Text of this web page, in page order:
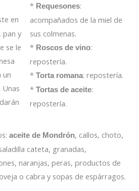
en
pan y
se le
un
* Requesones:
acompañados de la miel de
sus colmenas.
* Roscos de vino:
repostería.
* Torta romana: repostería.
* Tortas de aceite:
repostería.
aceite de Mondrón, callos, choto,
cateta, granadas,
naranjas, peras, productos de
o cabra y sopas de espárragos.